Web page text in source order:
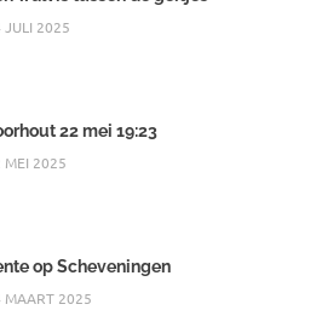
JULI 2025
22 mei 19:23
MEI 2025
op Scheveningen
MAART 2025